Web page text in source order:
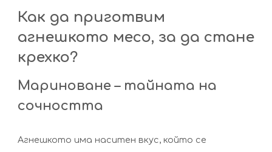
Как да приготвим
агнешкото месо, за да стане
крехко?
Мариноване – тайната на
сочността
Агнешкото има наситен вкус, който се